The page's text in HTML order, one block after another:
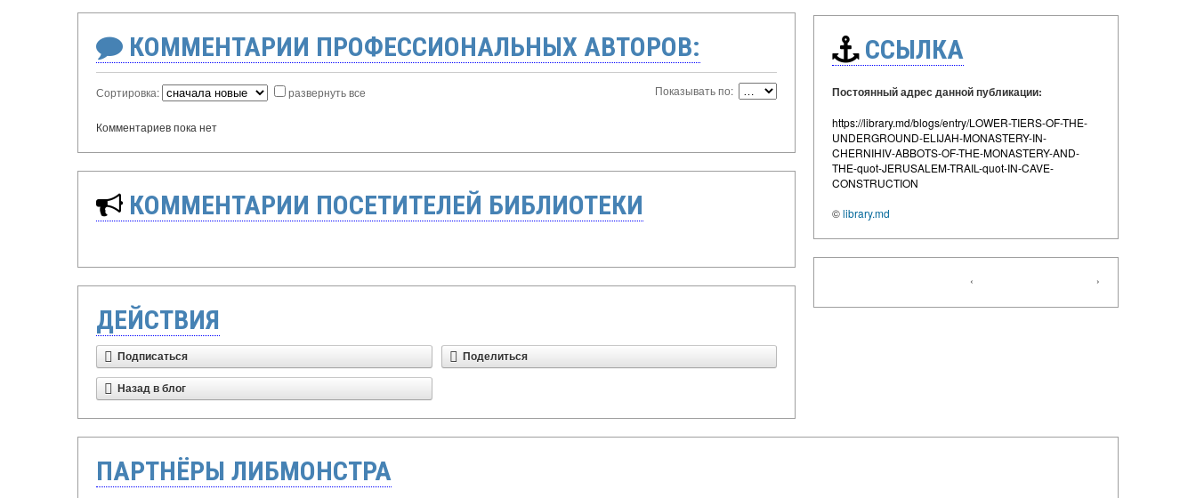
КОММЕНТАРИИ ПРОФЕССИОНАЛЬНЫХ АВТОРОВ:
Сортировка: развернуть все Показывать по:
Комментариев пока нет
КОММЕНТАРИИ ПОСЕТИТЕЛЕЙ БИБЛИОТЕКИ
ДЕЙСТВИЯ
Подписаться Поделиться
Назад в блог
ССЫЛКА
Постоянный адрес данной публикации:
https://library.md/blogs/entry/LOWER-TIERS-OF-THE-
UNDERGROUND-ELIJAH-MONASTERY-IN-
CHERNIHIV-ABBOTS-OF-THE-MONASTERY-AND-
THE-quot-JERUSALEM-TRAIL-quot-IN-CAVE-
CONSTRUCTION
©library.md
‹ ›
ПАРТНЁРЫ ЛИБМОНСТРА